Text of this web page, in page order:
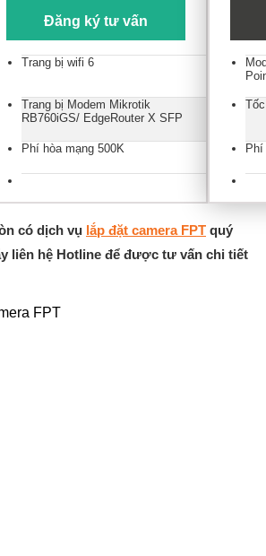
Đăng ký tư vấn
Trang bị wifi 6
Trang bị Modem Mikrotik
RB760iGS/ EdgeRouter X SFP
Phí hòa mạng 500K Phí
có dịch vụ lắp đặt camera FPT quý
liên hệ Hotline để được tư vấn chi tiết